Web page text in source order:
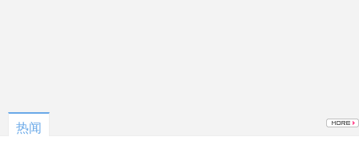
热闻